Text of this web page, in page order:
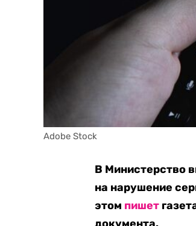
Adobe Stock
В Министерство
на нарушение
этом пишет